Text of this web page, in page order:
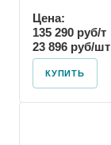
Цена:
135 290 руб/т
23 896 руб/шт
КУПИТЬ